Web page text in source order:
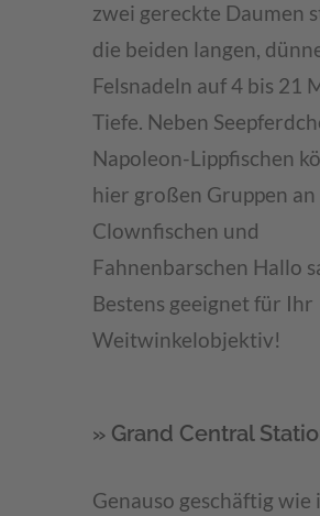
zwei gereckte Daumen
die beiden langen,
Felsnadeln auf 4 bis 21
Tiefe. Neben
Napoleon-Lippfischen
hier großen Gruppen an
Clownfischen und
Fahnenbarschen Hallo
Bestens geeignet für Ihr
Weitwinkelobjektiv!
» Grand Central
Genauso geschäftig wie